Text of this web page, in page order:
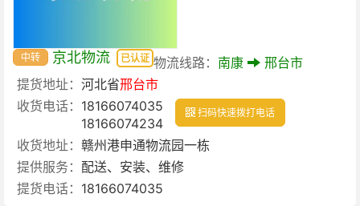
中转 京北物流 已认证 物流线路： 南康
邢台市
提货地址： 河北省邢台市
收货电话： 18166074035
18166074234
扫码快速拨打电话
收货地址： 赣州港申通物流园一栋
提供服务： 配送、安装、维修
提货电话： 18166074035